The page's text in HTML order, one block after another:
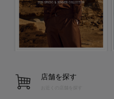
店舗を探す
お近くの店舗を探す